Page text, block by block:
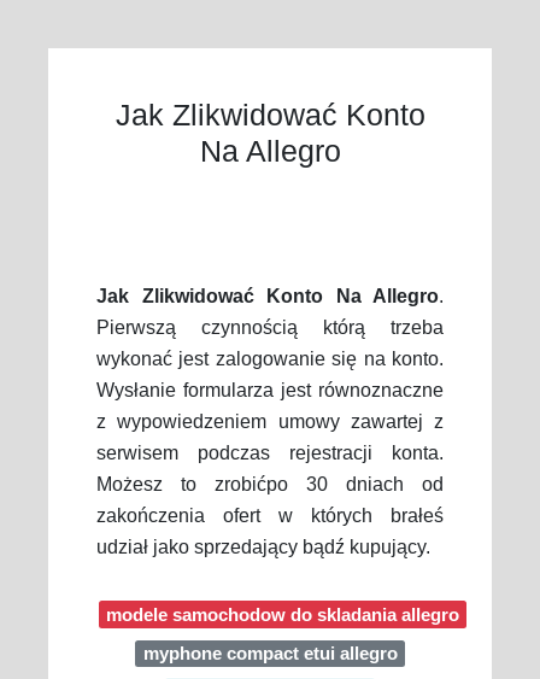
Jak Zlikwidować Konto
Na Allegro
Jak Zlikwidować Konto Na Allegro.
Pierwszą czynnością którą trzeba
wykonać jest zalogowanie się na konto.
Wysłanie formularza jest równoznaczne
z wypowiedzeniem umowy zawartej z
serwisem podczas rejestracji konta.
Możesz to zrobićpo 30 dniach od
zakończenia ofert w których brałeś
udział jako sprzedający bądź kupujący.
modele samochodow do skladania allegro
myphone compact etui allegro